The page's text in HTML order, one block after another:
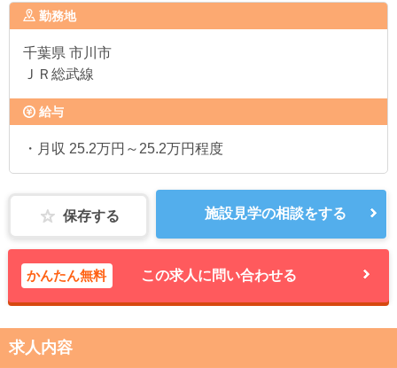
勤務地
千葉県 市川市
ＪＲ総武線
給与
・月収 25.2万円～25.2万円程度
保存する 施設見学の相談をする
かんたん無料 この求人に問い合わせる
求人内容